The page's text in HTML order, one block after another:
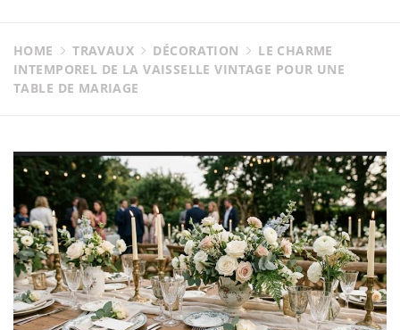
HOME TRAVAUX DÉCORATION
LE CHARME
INTEMPOREL DE LA VAISSELLE VINTAGE POUR UNE
TABLE DE MARIAGE